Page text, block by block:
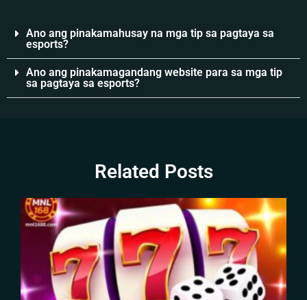
Ano ang pinakamahusay na mga tip sa pagtaya sa
esports?
Ano ang pinakamagandang website para sa mga tip
sa pagtaya sa esports?
Related Posts